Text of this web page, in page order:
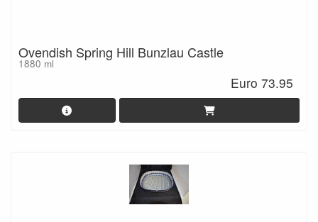
Ovendish Spring Hill Bunzlau Castle
1880 ml
Euro 73.95